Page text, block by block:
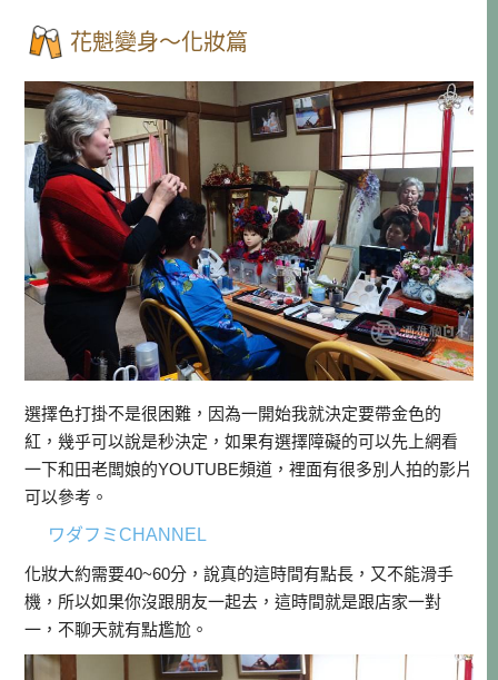
花魁變身～化妝篇
選擇色打掛不是很困難，因為一開始我就決定要帶金色的
紅，幾乎可以說是秒決定，如果有選擇障礙的可以先上網看
一下和田老闆娘的YOUTUBE頻道，裡面有很多別人拍的影片
可以參考。
ワダフミCHANNEL
化妝大約需要40~60分，說真的這時間有點長，又不能滑手
機，所以如果你沒跟朋友一起去，這時間就是跟店家一對
一，不聊天就有點尷尬。